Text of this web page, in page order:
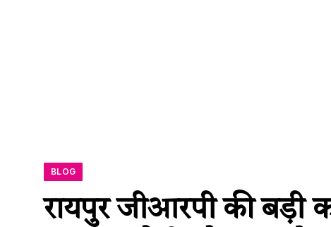
BLOG
रायपुर जीआरपी की बड़ी